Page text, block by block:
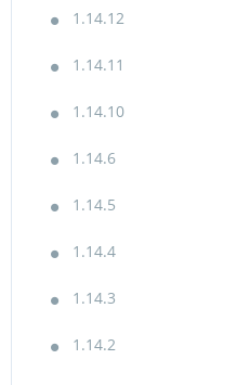
1.14.12
1.14.11
1.14.10
1.14.6
1.14.5
1.14.4
1.14.3
1.14.2